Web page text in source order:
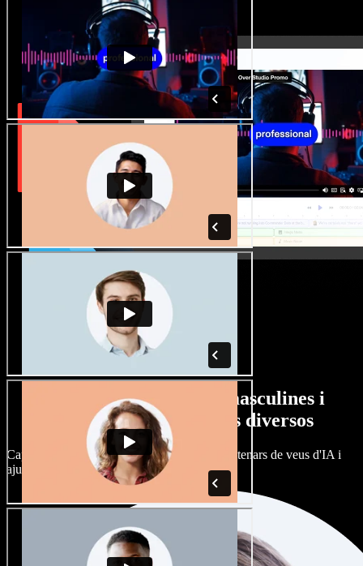
Gran varietat de veus masculines i
femenines amb accents diversos
Cap projecte ha de sonar igual. Tria entre centenars de veus d'IA i
ajusta'n l’accent.